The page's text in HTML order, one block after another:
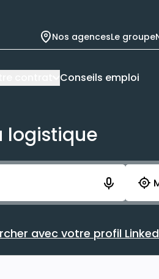
Nos agencesLe groupe
Conseils emploi
logistique
enregistrer votre
Rechercher avec
avec votre profil